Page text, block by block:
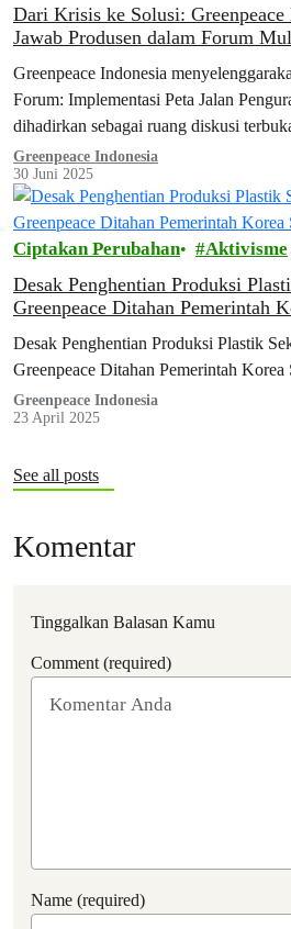
Dari Krisis ke Solusi: Greenpeace
Jawab Produsen dalam Forum
Greenpeace Indonesia
Forum: Implementasi Peta Jalan
dihadirkan sebagai ruang diskusi
produsen, dan masyarakat sipil untuk
implementasi peta jalan,
mendorong langkah konkret
depan.
Greenpeace Indonesia
30 Juni 2025
Ciptakan Perubahan Aktivisme
Desak Penghentian Produksi
Greenpeace Ditahan Pemerintah
Desak Penghentian Produksi Plastik
Greenpeace Ditahan Pemerintah Korea
Greenpeace Indonesia
23 April 2025
See all posts
Komentar
Tinggalkan Balasan Kamu
Comment (required)
Name (required)